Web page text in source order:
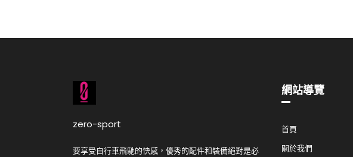
zero-sport
要享受自行車飛馳的快感，優秀的配件和裝備絕對是必
網站導覽
首頁
關於我們